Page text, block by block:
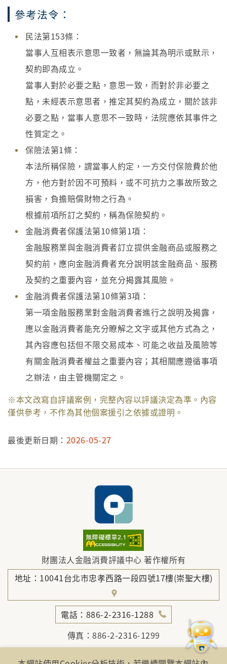
參考法令：
民法第153條：
當事人互相表示意思一致者，無論其為明示或默示，
契約即為成立。
當事人對於必要之點，意思一致，而對於非必要之
點，未經表示意思者，推定其契約為成立，關於該非
必要之點，當事人意思不一致時，法院應依其事件之
性質定之。
保險法第1條：
本法所稱保險，謂當事人約定，一方交付保險費於他
方，他方對於因不可預料，或不可抗力之事故所致之
損害，負擔賠償財物之行為。
根據前項所訂之契約，稱為保險契約。
金融消費者保護法第10條第1項：
金融服務業與金融消費者訂立提供金融商品或服務之
契約前，應向金融消費者充分說明該金融商品、服務
及契約之重要內容，並充分揭露其風險。
金融消費者保護法第10條第3項：
第一項金融服務業對金融消費者進行之說明及揭露，
應以金融消費者能充分瞭解之文字或其他方式為之，
其內容應包括但不限交易成本、可能之收益及風險等
有關金融消費者權益之重要內容；其相關應遵循事項
之辦法，由主管機關定之。
※本文改寫自評議案例，完整內容以評議決定為準。內容
僅供參考，不作為其他個案援引之依據或證明。
最後更新日期： 2026-05-27
財團法人金融消費評議中心 著作權所有
地址：10041台北市忠孝西路一段四號17樓(崇聖大樓)
電話：886-2-2316-1288
傳真：886-2-2316-1299
金融服務專線：1998